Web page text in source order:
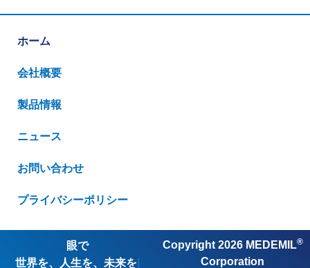
ホーム
会社概要
製品情報
ニュース
お問い合わせ
プライバシーポリシー
世界を、人生 Copyright 2026 MEDEMIL®
Corporation